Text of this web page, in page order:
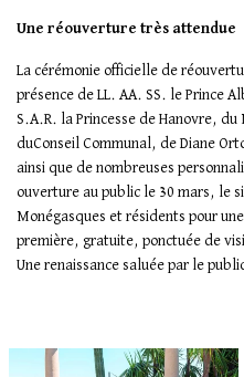
Une réouverture très attendue
La cérémonie officielle de
présence de LL. AA. SS. le Prince
S.A.R. la Princesse de Hanovre,
duConseil Communal, de Diane
ainsi que de nombreuses
ouverture au public le 30 mars, le
Monégasques et résidents pour
première, gratuite, ponctuée de
Une renaissance saluée par le